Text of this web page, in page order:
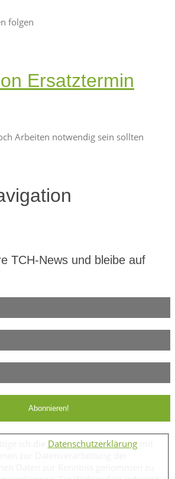
folgen
Ersatztermin
Arbeiten notwendig sein sollten
TCH-News und bleibe auf
Datenschutzerklärungmit